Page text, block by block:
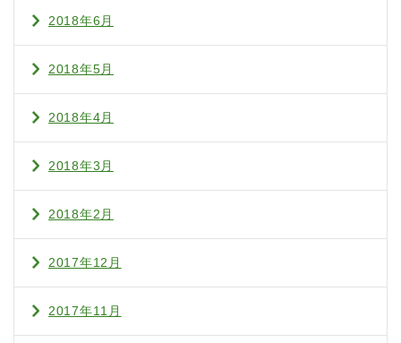
2018年6月
2018年5月
2018年4月
2018年3月
2018年2月
2017年12月
2017年11月